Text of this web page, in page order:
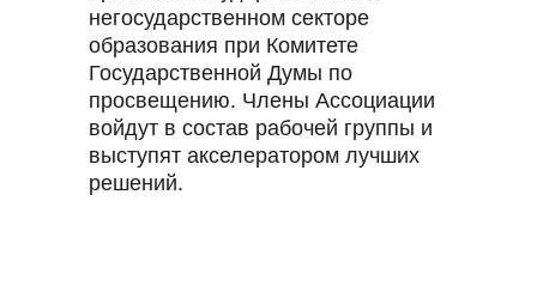
негосударственном секторе
образования при Комитете
Государственной Думы по
просвещению. Члены Ассоциации
войдут в состав рабочей группы и
выступят акселератором лучших
решений.
АССОЦИАЦИЯ НЕГОСУДАРСТВЕННОГО ОБРАЗОВАНИЯ,
105318, Г. МОСКВА, МУНИЦИПАЛЬНЫЙ ОКРУГ СОКОЛИНАЯ ГОРА,
ИЗМАЙЛОВСКИЙ ВАЛ, Д. 2, 7 ЭТАЖ, ПОМ. I, ЧАСТЬ КОМ. 11,
ДИРЕКТОР: ВАСИЛЬЕВ АРТЕМ ИГОРЕВИЧ
771901001
1227700303115
9719026325
40703810338000020790
Р/С:
30101810400000000225
К/С: